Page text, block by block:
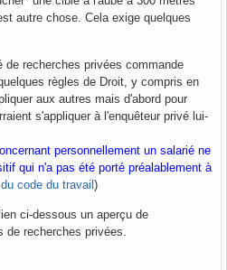
autre chose. Cela exige quelques
recherches privées commande
règles de Droit, y compris en
aux autres mais d'abord pour
s'appliquer à l'enquêteur privé lui-
personnellement un salarié ne
qui n'a pas été porté préalablement à
code du travail )
ci-dessous un aperçu de
recherches privées.